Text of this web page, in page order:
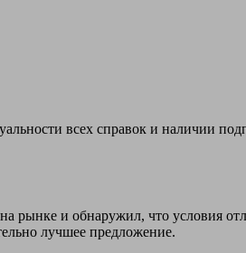
всех справок и наличии
рынке и обнаружил, что условия
лучшее предложение.